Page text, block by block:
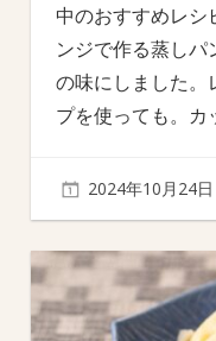
中のおすすめレシ
ンジで作る蒸し
の味にしました。
プを使っても。
2024年10月24日